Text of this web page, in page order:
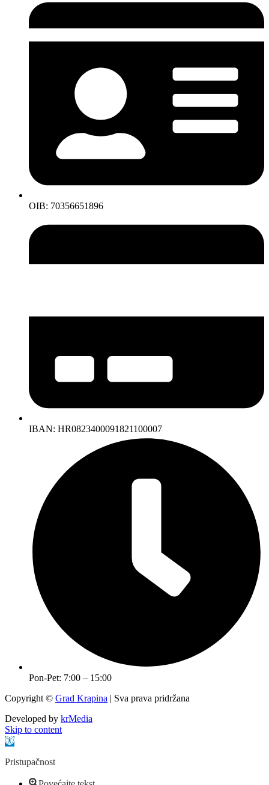
OIB: 70356651896
IBAN: HR0823400091821100007
Pon-Pet: 7:00 – 15:00
Copyright © Grad Krapina | Sva prava pridržana
Developed by krMedia
Skip to content
Open toolbar
Pristupačnost